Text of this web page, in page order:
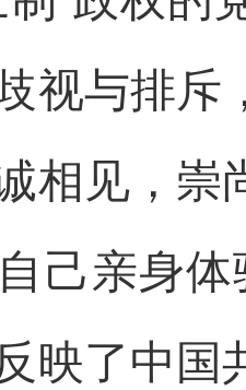
视与排斥
相见，崇
己亲身
映了中国